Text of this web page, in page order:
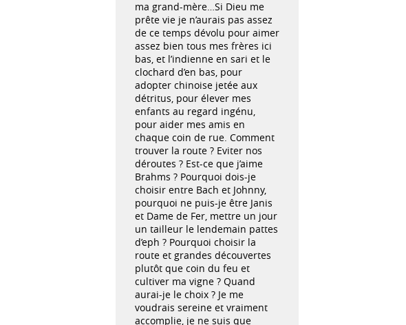
ma grand-mère…Si Dieu me
prête vie je n’aurais pas assez
de ce temps dévolu pour aimer
assez bien tous mes frères ici
bas, et l’indienne en sari et le
clochard d’en bas, pour
adopter chinoise jetée aux
détritus, pour élever mes
enfants au regard ingénu,
pour aider mes amis en
chaque coin de rue. Comment
trouver la route ? Eviter nos
déroutes ? Est-ce que j’aime
Brahms ? Pourquoi dois-je
choisir entre Bach et Johnny,
pourquoi ne puis-je être Janis
et Dame de Fer, mettre un jour
un tailleur le lendemain pattes
d’eph ? Pourquoi choisir la
route et grandes découvertes
plutôt que coin du feu et
cultiver ma vigne ? Quand
aurai-je le choix ? Je me
voudrais sereine et vraiment
accomplie, je ne suis que